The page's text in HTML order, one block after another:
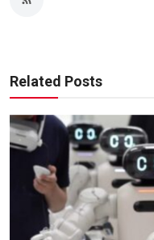
Related Posts